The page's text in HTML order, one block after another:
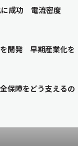
に成功 電流密度
開発 早期産業化を
保障をどう支えるの